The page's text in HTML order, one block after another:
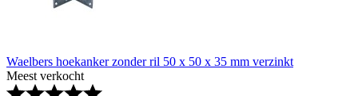
Waelbers hoekanker zonder ril 50 x 50 x 35 mm verzinkt
Meest verkocht